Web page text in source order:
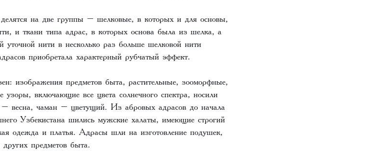
на две группы – шелковые, в которых и для основы,
и ткани типа адрас, в которых основа была из шелка, а
нити в несколько раз больше шелковой нити
приобретала характерный рубчатый эффект.
изображения предметов быта, растительные, зооморфные,
узоры, включающие все цвета солнечного спектра, носили
весна, чаман – цветущий. Из абровых адрасов до начала
Узбекистана шились мужские халаты, имеющие строгий
одежда и платья. Адрасы шли на изготовление подушек,
предметов быта.